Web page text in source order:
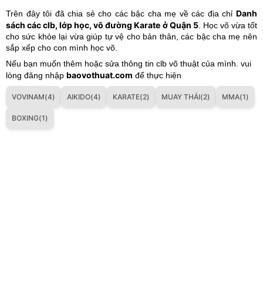
Trên đây tôi đã chia sẻ cho các bậc cha mẹ về các địa chỉ Danh
sách các clb, lớp học, võ đường Karate ở Quận 5. Học võ vừa tốt
cho sức khỏe lại vừa giúp tự vệ cho bản thân, các bậc cha mẹ nên
sắp xếp cho con mình học võ.
Nếu bạn muốn thêm hoặc sửa thông tin clb võ thuật của mình. vui
lòng đăng nhập baovothuat.com để thực hiện
VOVINAM(4) AIKIDO(4) KARATE(2) MUAY THÁI(2) MMA(1)
BOXING(1)